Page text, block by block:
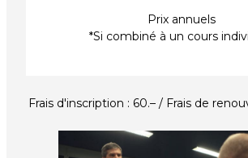
Prix annuels
*Si combiné à un cours
Frais d'inscription : 60.– / Frais de